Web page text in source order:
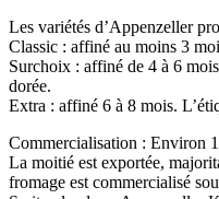
Les variétés d’Appenzeller
Classic : affiné au moins 3
Surchoix : affiné de 4 à 6
dorée.
Extra : affiné 6 à 8 mois.
Commercialisation : Environ
La moitié est exportée,
fromage est commercialisé